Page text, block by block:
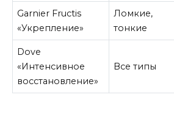
Garnier Fructis
«Укрепление»
Ломкие,
тонкие
Dove
«Интенсивное
восстановление»
Все типы